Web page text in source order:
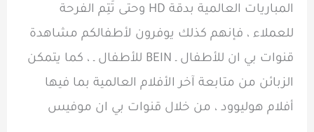
المباريات العالمية بدقة HD وحتى تَتِم الفرحة
للعملاء ، فإنهم كذلك يوفرون لأطفالكم مشاهدة
قنوات بي ان للأطفال ـ BEIN للأطفال ـ ، كما يتمكن
الزبائن من متابعة آخر الأفلام العالمية بما فيها
أفلام هوليوود ، من خلال قنوات بي ان موفيس